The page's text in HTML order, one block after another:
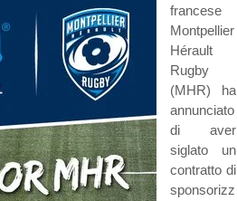
francese
Montpellier
Hérault
Rugby
(MHR) ha
annunciato
di aver
siglato un
contratto di
sponsorizz